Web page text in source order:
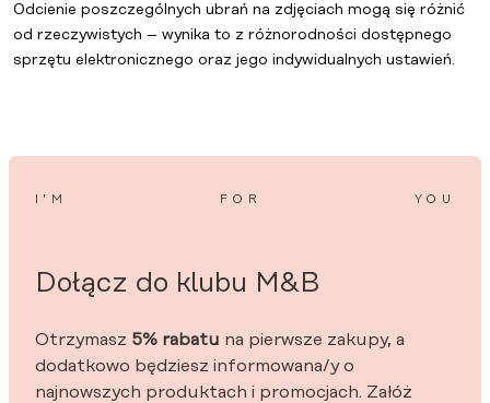
Odcienie poszczególnych ubrań na zdjęciach mogą się różnić
od rzeczywistych – wynika to z różnorodności dostępnego
sprzętu elektronicznego oraz jego indywidualnych ustawień.
I’M FOR YOU
Dołącz do klubu M&B
Otrzymasz 5% rabatu na pierwsze zakupy, a
dodatkowo będziesz informowana/y o
najnowszych produktach i promocjach. Załóż